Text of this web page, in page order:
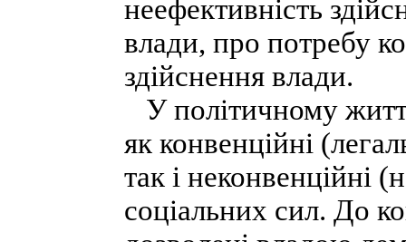
неефективність
влади, про потребу
здійснення влади.
У політичному
як конвенційні
так і неконвенційні
соціальних сил. До